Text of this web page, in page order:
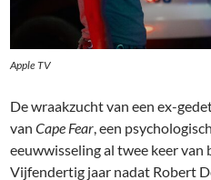
Apple TV
De wraakzucht van een ex-
vanCape Fear , een
eeuwwisseling al twee keer van
Vijfendertig jaar nadat Robert